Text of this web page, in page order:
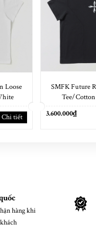
Loose
Chi tiết
SMFK Future
Tee/
3.600.000₫
hàng khi